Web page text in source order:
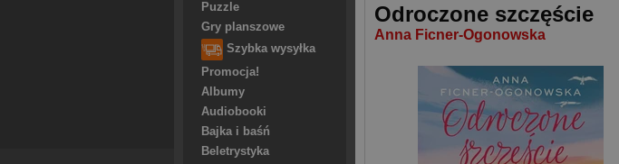
Puzzle
Gry planszowe
Szybka wysyłka
Promocja!
Albumy
Audiobooki
Bajka i baśń
Beletrystyka
Odroczone szczęście
Anna Ficner-Ogonowska